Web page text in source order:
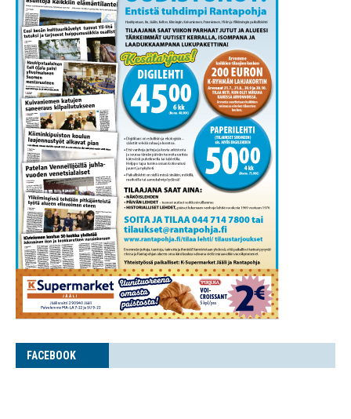
FACE­BOOK